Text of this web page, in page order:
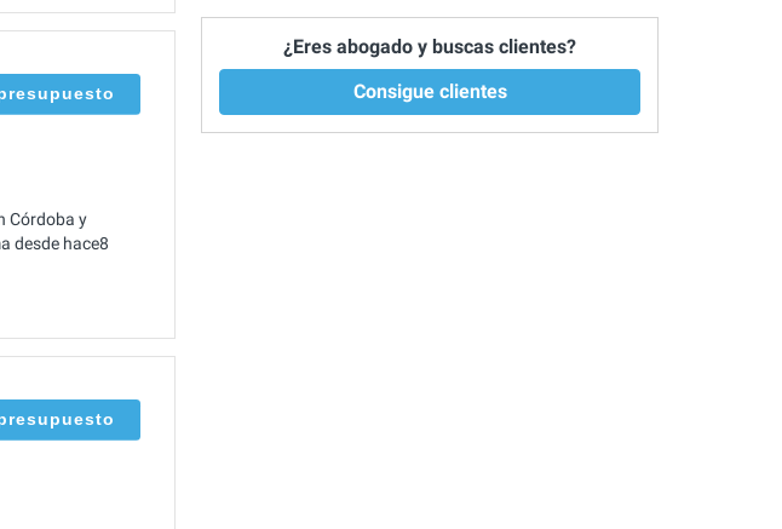
Córdoba y
desde hace8
¿Eres abogado y buscas clientes?
Consigue clientes